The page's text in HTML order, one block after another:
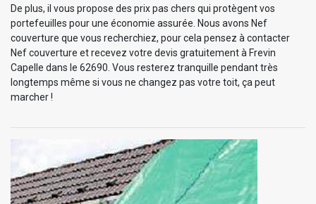
De plus, il vous propose des prix pas chers qui protègent vos
portefeuilles pour une économie assurée. Nous avons Nef
couverture que vous recherchiez, pour cela pensez à contacter
Nef couverture et recevez votre devis gratuitement à Frevin
Capelle dans le 62690. Vous resterez tranquille pendant très
longtemps même si vous ne changez pas votre toit, ça peut
marcher !